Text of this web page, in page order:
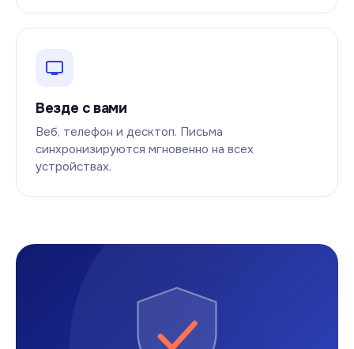
Везде с вами
Веб, телефон и десктоп. Письма
синхронизируются мгновенно на всех
устройствах.